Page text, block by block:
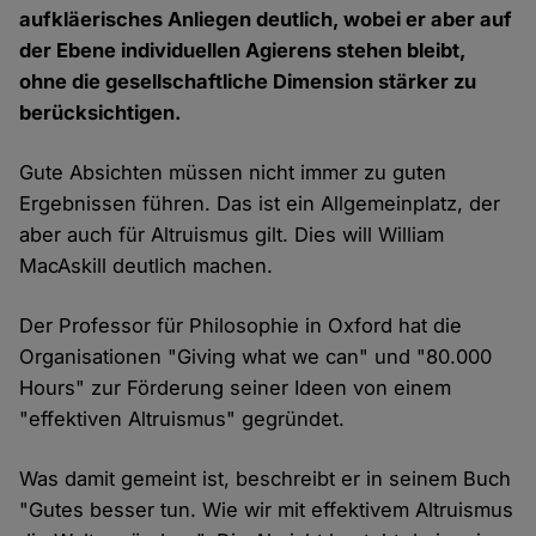
aufkläerisches Anliegen deutlich, wobei er aber auf
der Ebene individuellen Agierens stehen bleibt,
ohne die gesellschaftliche Dimension stärker zu
berücksichtigen.
Gute Absichten müssen nicht immer zu guten
Ergebnissen führen. Das ist ein Allgemeinplatz, der
aber auch für Altruismus gilt. Dies will William
MacAskill deutlich machen.
Der Professor für Philosophie in Oxford hat die
Organisationen "Giving what we can" und "80.000
Hours" zur Förderung seiner Ideen von einem
"effektiven Altruismus" gegründet.
Was damit gemeint ist, beschreibt er in seinem Buch
"Gutes besser tun. Wie wir mit effektivem Altruismus